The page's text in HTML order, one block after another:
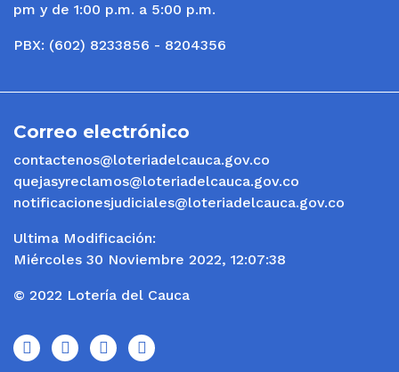
pm y de 1:00 p.m. a 5:00 p.m.
PBX: (602) 8233856 - 8204356
Correo electrónico
contactenos@loteriadelcauca.gov.co
quejasyreclamos@loteriadelcauca.gov.co
notificacionesjudiciales@loteriadelcauca.gov.co
Ultima Modificación:
Miércoles 30 Noviembre 2022, 12:07:38
© 2022 Lotería del Cauca
icono icono icono icono